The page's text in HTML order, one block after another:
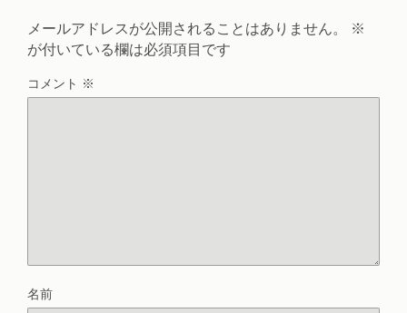
メールアドレスが公開されることはありません。
※
が付いている欄は必須項目です
コメント ※
名前